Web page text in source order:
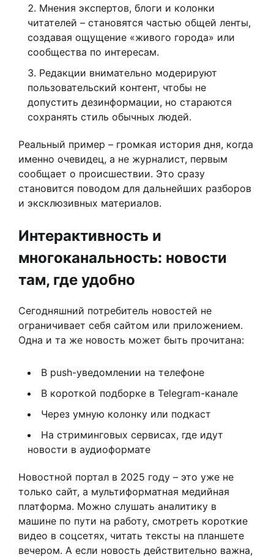
Мнения экспертов, блоги и колонки
читателей – становятся частью общей ленты,
создавая ощущение «живого города» или
сообщества по интересам.
Редакции внимательно модерируют
пользовательский контент, чтобы не
допустить дезинформации, но стараются
сохранять стиль обычных людей.
Реальный пример – громкая история дня, когда
именно очевидец, а не журналист, первым
сообщает о происшествии. Это сразу
становится поводом для дальнейших разборов
и эксклюзивных материалов.
Интерактивность и
многоканальность: новости
там, где удобно
Сегодняшний потребитель новостей не
ограничивает себя сайтом или приложением.
Одна и та же новость может быть прочитана:
В push-уведомлении на телефоне
В короткой подборке в Telegram-канале
Через умную колонку или подкаст
На стриминговых сервисах, где идут
новости в аудиоформате
Новостной портал в 2025 году – это уже не
только сайт, а мультиформатная медийная
платформа. Можно слушать аналитику в
машине по пути на работу, смотреть короткие
видео в соцсетях, читать тексты на планшете
вечером. А если новость действительно важна,